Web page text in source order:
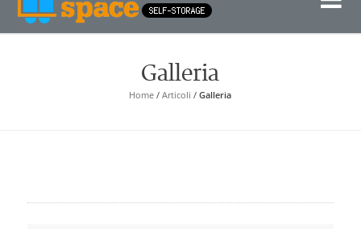
Galleria
Home /Articoli /Galleria